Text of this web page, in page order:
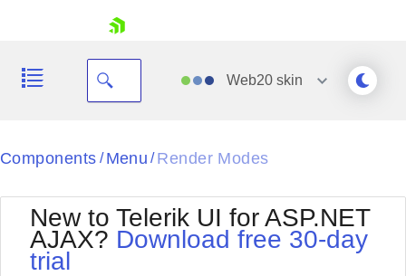
Web20 skin
Black
BlackMetroTouch
Bootstrap
Default
Office2010Silver
Outlook
Components / Menu / Render Modes
New to Telerik UI for ASP.NET
AJAX? Download free 30-day
trial